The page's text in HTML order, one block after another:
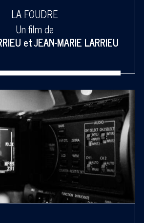
LA FOUDRE
Un film de
etJEAN-MARIE LARRIEU